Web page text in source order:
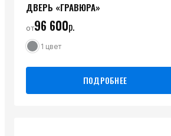
ДВЕРЬ «ГРАВЮРА»
от96 600р.
1 цвет
ПОДРОБНЕЕ